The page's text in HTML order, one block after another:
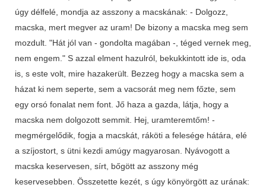
úgy délfelé, mondja az asszony a macskának: - Dolgozz,
macska, mert megver az uram! De bizony a macska meg sem
mozdult. "Hát jól van - gondolta magában -, téged vernek meg,
nem engem." S azzal elment hazulról, bekukkintott ide is, oda
is, s este volt, mire hazakerült. Bezzeg hogy a macska sem a
házat ki nem seperte, sem a vacsorát meg nem főzte, sem
egy orsó fonalat nem font. Jő haza a gazda, látja, hogy a
macska nem dolgozott semmit. Hej, uramteremtőm! -
megmérgelődik, fogja a macskát, ráköti a felesége hátára, elé
a szíjostort, s ütni kezdi amúgy magyarosan. Nyávogott a
macska keservesen, sírt, bőgött az asszony még
keservesebben. Összetette kezét, s úgy könyörgött az urának: